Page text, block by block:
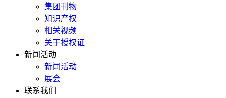
集团刊物
知识产权
相关视频
关于授权证
新闻活动
新闻活动
展会
联系我们